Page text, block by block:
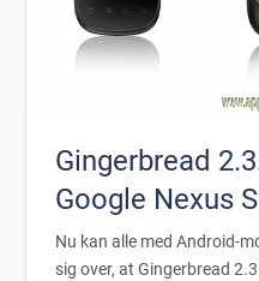
Gingerbread
Google Nexus S
Nu kan alle med Android-
sig over, at Gingerbread